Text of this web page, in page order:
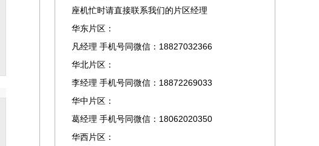
座机忙时请直接联系我们的片区经理
华东片区：
凡经理 手机号同微信：18827032366
华北片区：
李经理 手机号同微信：18872269033
华中片区：
葛经理 手机号同微信：18062020350
华西片区：